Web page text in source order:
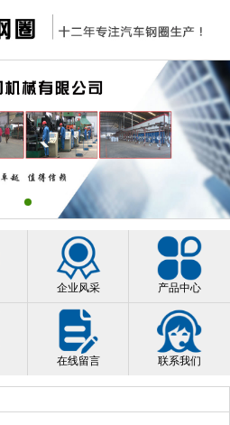
企业风采 产品中心
在线留言 联系我们